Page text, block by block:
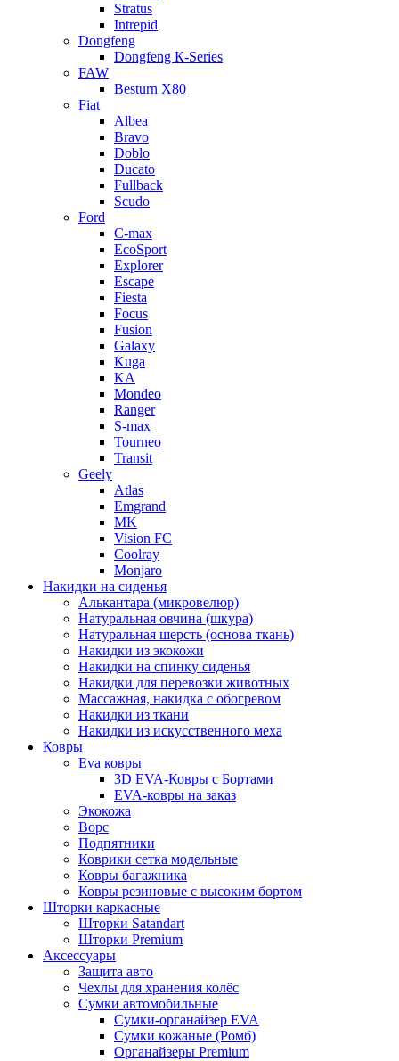
Stratus
Intrepid
Dongfeng
Dongfeng К-Series
FAW
Besturn Х80
Fiat
Albea
Bravo
Doblo
Ducato
Fullback
Scudo
Ford
C-max
EcoSport
Explorer
Escape
Fiesta
Focus
Fusion
Galaxy
Kuga
KA
Mondeo
Ranger
S-max
Tourneo
Transit
Geely
Atlas
Emgrand
MK
Vision FC
Coolray
Monjaro
Накидки на сиденья
Алькантара (микровелюр)
Натуральная овчина (шкура)
Натуральная шерсть (основа ткань)
Накидки из экокожи
Накидки на спинку сиденья
Накидки для перевозки животных
Массажная, накидка с обогревом
Накидки из ткани
Накидки из искусственного меха
Ковры
Eva ковры
3D EVA-Ковры с Бортами
EVA-ковры на заказ
Экокожа
Ворс
Подпятники
Коврики сетка модельные
Ковры багажника
Ковры резиновые с высоким бортом
Шторки каркасные
Шторки Satandart
Шторки Premium
Аксессуары
Защита авто
Чехлы для хранения колёс
Сумки автомобильные
Сумки-органайзер EVA
Сумки кожаные (Ромб)
Органайзеры Premium